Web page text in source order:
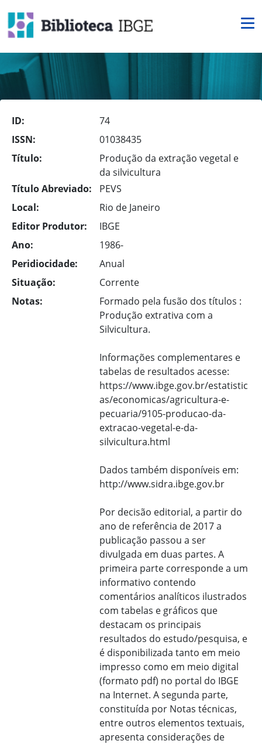
ID:
74
ISSN:
01038435
Título:
Produção da extração vegetal e
da silvicultura
Título Abreviado:
PEVS
Local:
Rio de Janeiro
Editor Produtor:
IBGE
Ano:
1986-
Peridiocidade:
Anual
Situação:
Corrente
Notas:
Formado pela fusão dos títulos :
Produção extrativa com a
Silvicultura.
Informações complementares e
tabelas de resultados acesse:
https://www.ibge.gov.br/estatistic
as/economicas/agricultura-e-
pecuaria/9105-producao-da-
extracao-vegetal-e-da-
silvicultura.html
Dados também disponíveis em:
http://www.sidra.ibge.gov.br
Por decisão editorial, a partir do
ano de referência de 2017 a
publicação passou a ser
divulgada em duas partes. A
primeira parte corresponde a um
informativo contendo
comentários analíticos ilustrados
com tabelas e gráficos que
destacam os principais
resultados do estudo/pesquisa, e
é disponibilizada tanto em meio
impresso como em meio digital
(formato pdf) no portal do IBGE
na Internet. A segunda parte,
constituída por Notas técnicas,
entre outros elementos textuais,
apresenta considerações de